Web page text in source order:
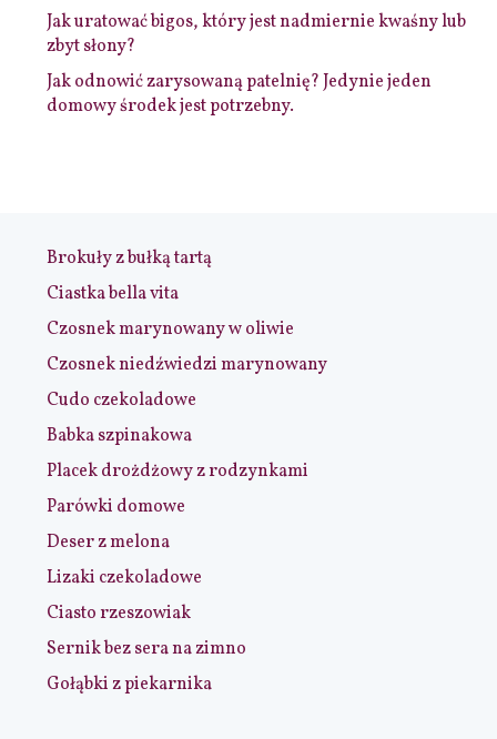
Jak uratować bigos, który jest nadmiernie kwaśny lub
zbyt słony?
Jak odnowić zarysowaną patelnię? Jedynie jeden
domowy środek jest potrzebny.
Brokuły z bułką tartą
Ciastka bella vita
Czosnek marynowany w oliwie
Czosnek niedźwiedzi marynowany
Cudo czekoladowe
Babka szpinakowa
Placek drożdżowy z rodzynkami
Parówki domowe
Deser z melona
Lizaki czekoladowe
Ciasto rzeszowiak
Sernik bez sera na zimno
Gołąbki z piekarnika